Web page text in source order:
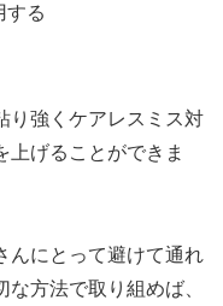
する
り強くケアレスミス対
上げることができま
んにとって避けて通れ
方法で取り組めば、